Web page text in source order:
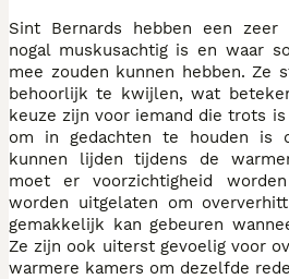
Sint Bernards hebben een zeer
nogal muskusachtig is en waar
mee zouden kunnen hebben. Ze
behoorlijk te kwijlen, wat
keuze zijn voor iemand die trots
om in gedachten te houden is
kunnen lijden tijdens de
moet er voorzichtigheid
worden uitgelaten om
gemakkelijk kan gebeuren
Ze zijn ook uiterst gevoelig voor
warmere kamers om dezelfde